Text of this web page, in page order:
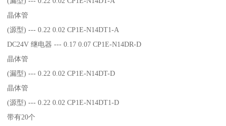
晶体管
(源型) --- 0.22 0.02 CP1E-N14DT1-A
DC24V 继电器 --- 0.17 0.07 CP1E-N14DR-D
晶体管
(漏型) --- 0.22 0.02 CP1E-N14DT-D
晶体管
(源型) --- 0.22 0.02 CP1E-N14DT1-D
带有20个